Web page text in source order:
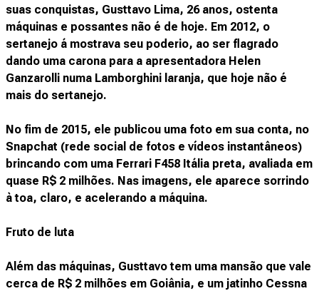
suas conquistas, Gusttavo Lima, 26 anos, ostenta
máquinas e possantes não é de hoje. Em 2012, o
sertanejo á mostrava seu poderio, ao ser flagrado
dando uma carona para a apresentadora Helen
Ganzarolli numa Lamborghini laranja, que hoje não é
mais do sertanejo.
No fim de 2015, ele publicou uma foto em sua conta, no
Snapchat (rede social de fotos e vídeos instantâneos)
brincando com uma Ferrari F458 Itália preta, avaliada em
quase R$ 2 milhões. Nas imagens, ele aparece sorrindo
à toa, claro, e acelerando a máquina.
Fruto de luta
Além das máquinas, Gusttavo tem uma mansão que vale
cerca de R$ 2 milhões em Goiânia, e um jatinho Cessna